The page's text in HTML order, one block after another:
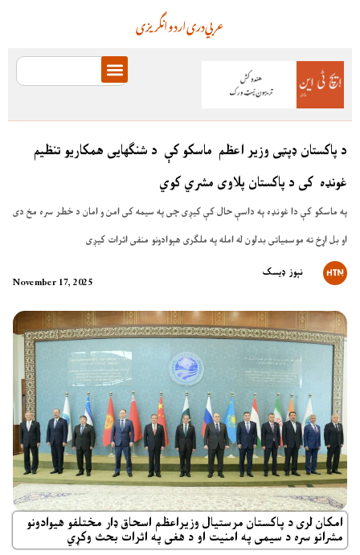
انگریزیاردودریعربي
د پاکستان ډپټی وزیر اعظم ماسکو کې د شنګهایی همکاریو تنظیم
غونډه کی د پاکستان پلاوی مشري کوي
په ماسکو کې دا غونډه په داسې حال کې کیږی چی په سیمه کی امن و امان د خطر سره مخ دی
او بل اړخ ته موسمیاتی بدلون له امله په ملګری هېوادونو منفی اثرات کیږی
November 17, 2025
نېوز ډیسک
امکان لری د پاکستان مرستیال وزیراعظم اسحاق ډار مختلفو هیوادونو
مشرانو سره د سیمی په امنیت او د هغی په اثرات بحث وکړي